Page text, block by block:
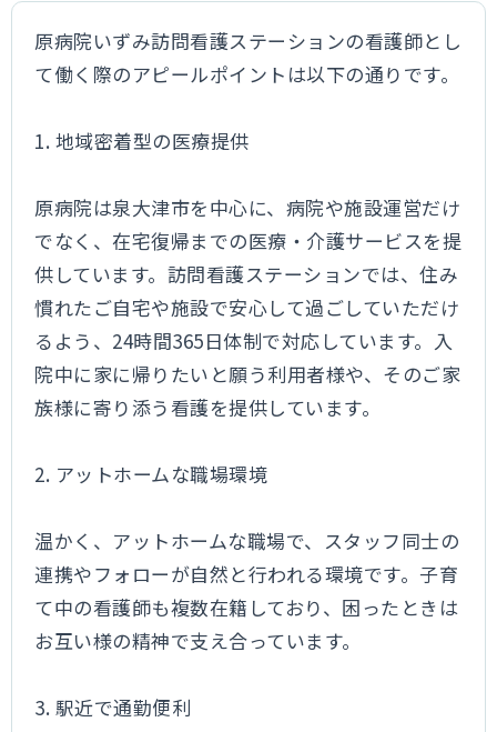
原病院いずみ訪問看護ステーションの看護師とし
て働く際のアピールポイントは以下の通りです。
1. 地域密着型の医療提供
原病院は泉大津市を中心に、病院や施設運営だけ
でなく、在宅復帰までの医療・介護サービスを提
供しています。訪問看護ステーションでは、住み
慣れたご自宅や施設で安心して過ごしていただけ
るよう、24時間365日体制で対応しています。入
院中に家に帰りたいと願う利用者様や、そのご家
族様に寄り添う看護を提供しています。
2. アットホームな職場環境
温かく、アットホームな職場で、スタッフ同士の
連携やフォローが自然と行われる環境です。子育
て中の看護師も複数在籍しており、困ったときは
お互い様の精神で支え合っています。
3. 駅近で通勤便利